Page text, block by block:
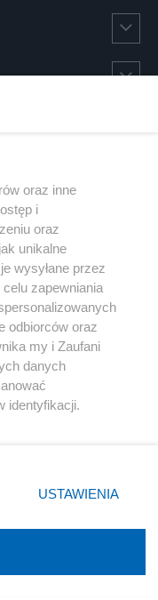
Youtube
oraz inne
i
oraz
unikalne
wysyłane przez
zapewniania
odbiorców oraz
my i Zaufani
danych
identyfikacji.
prywatności
strony
zgody
się takiemu
USTAWIENIA